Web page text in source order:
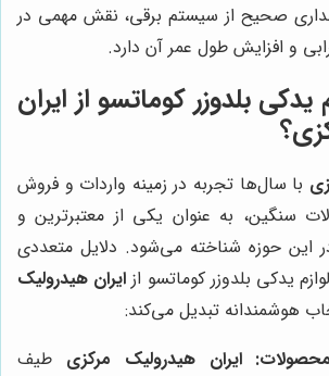
صحیح از سیستم برقی، نقش مهمی در
و افزایش طول عمر آن دارد.
یدکی بلدوزر کوماتسو از ایران
؟
با سال‌ها تجربه در زمینه واردات و فروش
سنگین، به عنوان یکی از معتبرترین و
این حوزه شناخته می‌شود. دلایل متعددی
یدکی بلدوزر کوماتسو از ایران هیدرولیک
هوشمندانه تبدیل می‌کند:
ایران هیدرولیک مرکزی طیف